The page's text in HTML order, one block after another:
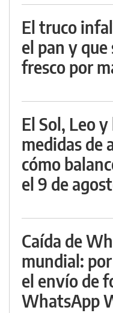
El truco
el pan y
fresco por
El Sol, Leo
medidas de
cómo
el 9 de
Caída de
mundial:
el envío de
WhatsApp